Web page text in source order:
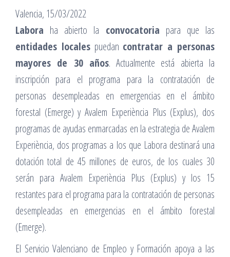
Valencia, 15/03/2022
Labora ha abierto la convocatoria para que las
entidades localespuedan contratar a personas
mayores de 30 años. Actualmente está abierta la
inscripción para el programa para la contratación de
personas desempleadas en emergencias en el ámbito
forestal (Emerge) y Avalem Experiència Plus (Explus), dos
programas de ayudas enmarcadas en la estrategia de Avalem
Experiència, dos programas a los que Labora destinará una
dotación total de 45 millones de euros, de los cuales 30
serán para Avalem Experiència Plus (Explus) y los 15
restantes para el programa para la contratación de personas
desempleadas en emergencias en el ámbito forestal
(Emerge).
El Servicio Valenciano de Empleo y Formación apoya a las